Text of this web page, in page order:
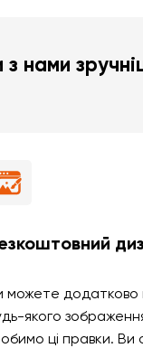
нами
можете додатково
якого
ці правки. Ви